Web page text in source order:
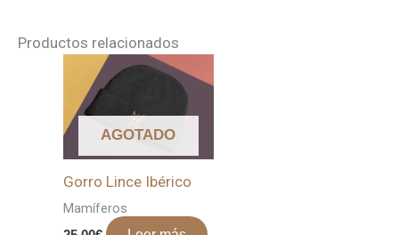
producto
Productos relacionados
AGOTADO
Gorro Lince Ibérico
Mamíferos